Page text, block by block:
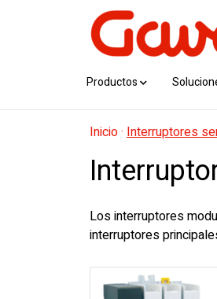
Productos
Inicio· Interruptores
Los interruptores
interruptores